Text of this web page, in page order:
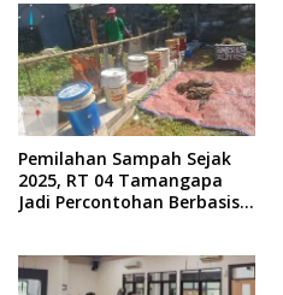
Pemilahan Sampah Sejak
2025, RT 04 Tamangapa
Jadi Percontohan Berbasis